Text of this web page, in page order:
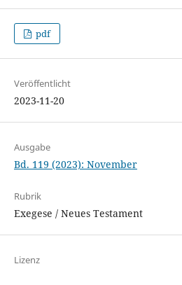
pdf
Veröffentlicht
2023-11-20
Ausgabe
Bd. 119 (2023): November
Rubrik
Exegese / Neues Testament
Lizenz